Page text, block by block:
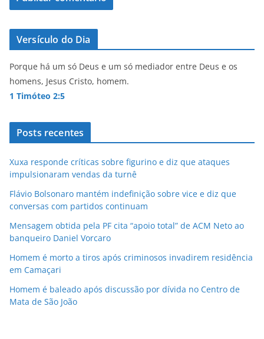
Versículo do Dia
Porque há um só Deus e um só mediador entre Deus e os
homens, Jesus Cristo, homem.
1 Timóteo 2:5
Posts recentes
Xuxa responde críticas sobre figurino e diz que ataques
impulsionaram vendas da turnê
Flávio Bolsonaro mantém indefinição sobre vice e diz que
conversas com partidos continuam
Mensagem obtida pela PF cita “apoio total” de ACM Neto ao
banqueiro Daniel Vorcaro
Homem é morto a tiros após criminosos invadirem residência
em Camaçari
Homem é baleado após discussão por dívida no Centro de
Mata de São João